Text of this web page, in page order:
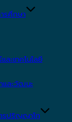
รศึกษา
ะเทคโนโลยี
และวัฒนะ
รปริญญาโท